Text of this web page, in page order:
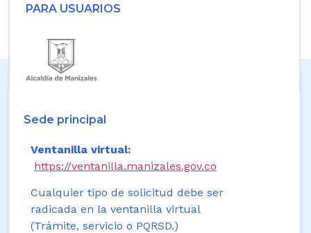
PARA USUARIOS
Sede principal
Ventanilla virtual:
https://ventanilla.manizales.gov.co
Cualquier tipo de solicitud debe ser
radicada en la ventanilla virtual
(Trámite, servicio o PQRSD.)